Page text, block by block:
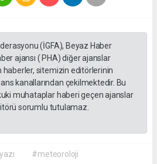
(İGFA), Beyaz Haber
ajansı ( PHA) diğer ajanslar
haberler, sitemizin editörlerinin
kanallarından çekilmektedir. Bu
muhataplar haberi geçen ajanslar
sorumlu tutulamaz.
#meteoroloji